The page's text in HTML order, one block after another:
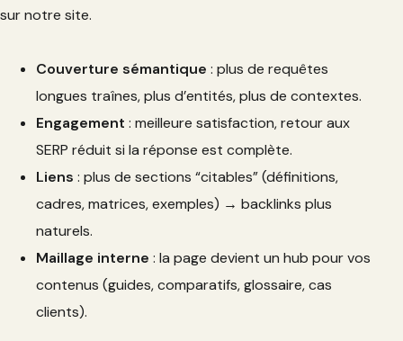
sur notre site.
Couverture sémantique : plus de requêtes
longues traînes, plus d’entités, plus de contextes.
Engagement : meilleure satisfaction, retour aux
SERP réduit si la réponse est complète.
Liens : plus de sections “citables” (définitions,
cadres, matrices, exemples) → backlinks plus
naturels.
Maillage interne : la page devient un hub pour vos
contenus (guides, comparatifs, glossaire, cas
clients).